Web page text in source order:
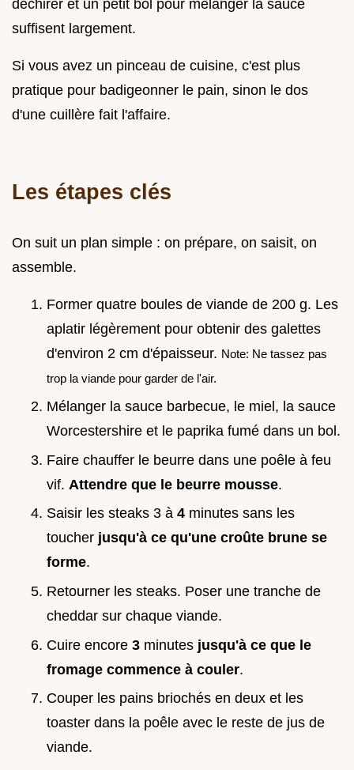
déchirer et un petit bol pour mélanger la sauce
suffisent largement.
Si vous avez un pinceau de cuisine, c'est plus
pratique pour badigeonner le pain, sinon le dos
d'une cuillère fait l'affaire.
Les étapes clés
On suit un plan simple : on prépare, on saisit, on
assemble.
Former quatre boules de viande de 200 g. Les
aplatir légèrement pour obtenir des galettes
d'environ 2 cm d'épaisseur. Note: Ne tassez pas
trop la viande pour garder de l'air.
Mélanger la sauce barbecue, le miel, la sauce
Worcestershire et le paprika fumé dans un bol.
Faire chauffer le beurre dans une poêle à feu
vif. Attendre que le beurre mousse.
Saisir les steaks 3 à 4 minutes sans les
toucher jusqu'à ce qu'une croûte brune se
forme.
Retourner les steaks. Poser une tranche de
cheddar sur chaque viande.
Cuire encore 3 minutes jusqu'à ce que le
fromage commence à couler.
Couper les pains briochés en deux et les
toaster dans la poêle avec le reste de jus de
viande.